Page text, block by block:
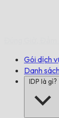
Gói dịch
Danh
IDP là gì?